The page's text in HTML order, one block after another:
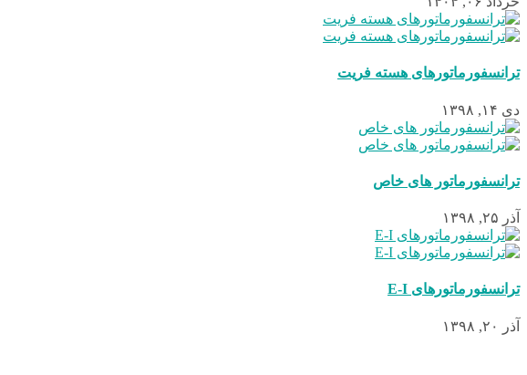
ترانسفورماتورهای هسته فریت
دی ۱۴, ۱۳۹۸
ترانسفورماتور های خاص
آذر ۲۵, ۱۳۹۸
ترانسفورماتورهای E-I
آذر ۲۰, ۱۳۹۸